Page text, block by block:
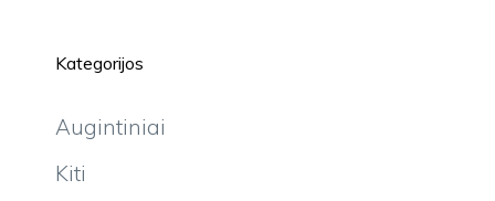
Kategorijos
Augintiniai
Kiti